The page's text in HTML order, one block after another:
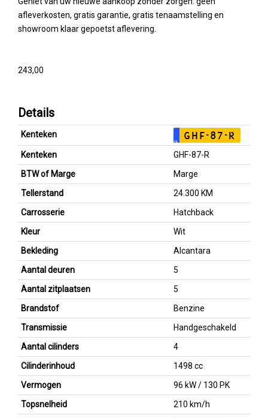
afleverkosten, gratis garantie, gratis tenaamstelling en
showroom klaar gepoetst aflevering.
243,00
Details
Kenteken
NL GHF-87-R
Kenteken
GHF-87-R
BTW of Marge
Marge
Tellerstand
24.300 KM
Carrosserie
Hatchback
Kleur
Wit
Bekleding
Alcantara
Aantal deuren
5
Aantal zitplaatsen
5
Brandstof
Benzine
Transmissie
Handgeschakeld
Aantal cilinders
4
Cilinderinhoud
1498 cc
Vermogen
96 kW / 130 PK
Topsnelheid
210 km/h